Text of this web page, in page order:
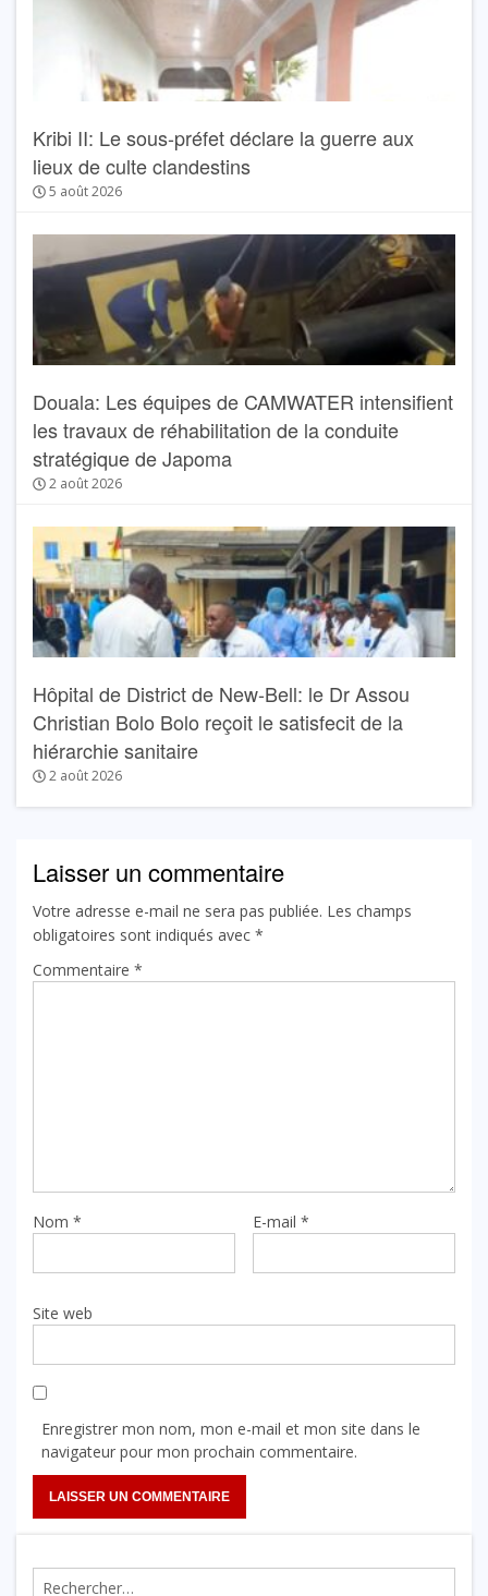
Kribi II: Le sous-préfet déclare la guerre aux
lieux de culte clandestins
5 août 2026
Douala: Les équipes de CAMWATER intensifient
les travaux de réhabilitation de la conduite
stratégique de Japoma
2 août 2026
Hôpital de District de New-Bell: le Dr Assou
Christian Bolo Bolo reçoit le satisfecit de la
hiérarchie sanitaire
2 août 2026
Laisser un commentaire
Votre adresse e-mail ne sera pas publiée. Les champs
obligatoires sont indiqués avec *
Commentaire *
Nom * E-mail *
Site web
Enregistrer mon nom, mon e-mail et mon site dans le
navigateur pour mon prochain commentaire.
Rechercher :